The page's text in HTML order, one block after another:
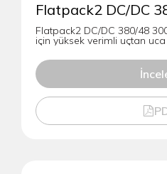
Flatpack2 DC/DC
Flatpack2 DC/DC 380/48
için yüksek verimli uçtan